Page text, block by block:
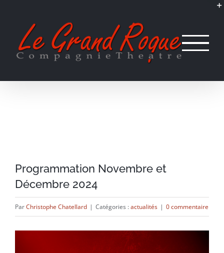
contenu
Programmation Novembre et
Décembre 2024
ParChristophe Chatellard | Catégories :actualités | 0 commentaire